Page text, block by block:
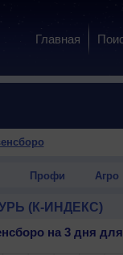
Главная
Профи Агро
(К-ИНДЕКС)
на 3 дня